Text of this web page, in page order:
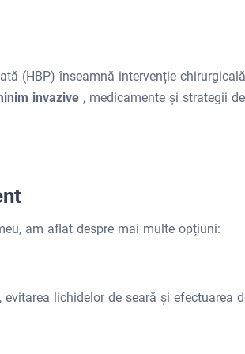
(HBP) înseamnă intervenție chirurgicală
invazive , medicamente și strategii de
am aflat despre mai multe opțiuni:
lichidelor de seară și efectuarea